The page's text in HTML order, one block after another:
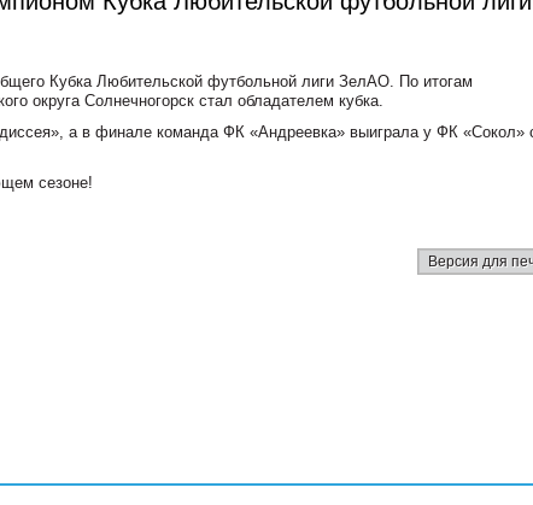
Кубка Любительской футбольной лиги ЗелАО. По итогам
округа Солнечногорск стал обладателем кубка.
а в финале команда ФК «Андреевка» выиграла у ФК «Сокол»
сезоне!
Версия для